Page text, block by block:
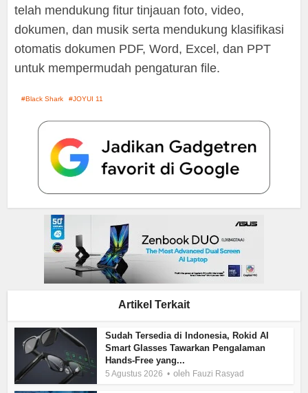
telah mendukung fitur tinjauan foto, video,
dokumen, dan musik serta mendukung klasifikasi
otomatis dokumen PDF, Word, Excel, dan PPT
untuk mempermudah pengaturan file.
Black Shark JOYUI 11
Artikel Terkait
Sudah Tersedia di Indonesia, Rokid AI
Smart Glasses Tawarkan Pengalaman
Hands-Free yang...
5 Agustus 2026 oleh Fauzi Rasyad